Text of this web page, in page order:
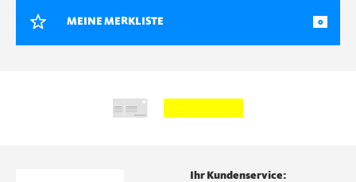
MEINE MERKLISTE 0
Ihr Kundenservice: